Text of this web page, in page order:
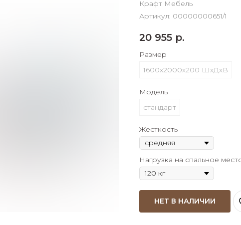
Крафт Мебель
Артикул: 00000000651/1
20 955 р.
Размер
1600х2000х200 ШхДхВ
Модель
стандарт
Жесткость
Нагрузка на спальное
НЕТ В НАЛИЧИИ
% картой любого банка
выбранный способом